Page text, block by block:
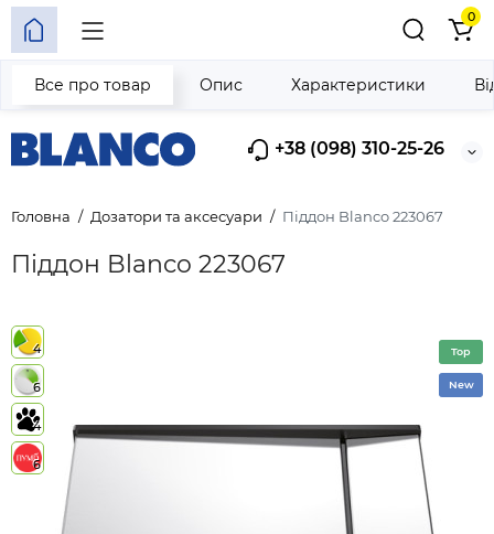
+38 (098) 310-25-26
0
Головна Дозатори та аксесуари Піддон Blanco 223067
Піддон Blanco 223067
Все про товар Опис Характеристики
4
6
4
6
Top
New